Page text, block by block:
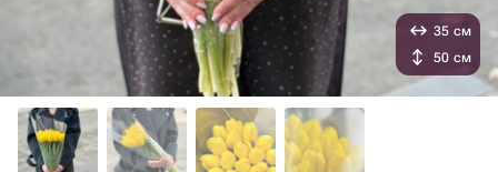
35 см
50 см